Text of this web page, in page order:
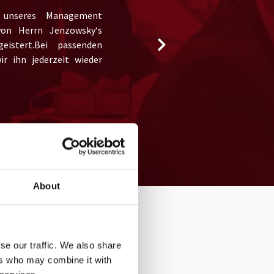
About
our traffic. We also share
who may combine it with
Management
Herrn Jenzowsky‘s
passenden
ihn jederzeit wieder